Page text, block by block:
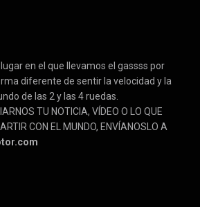
en el que llevamos el gassss por
diferente de sentir la velocidad y la
de las 2 y las 4 ruedas.
TU NOTICIA, VÍDEO O LO QUE
CON EL MUNDO, ENVÍANOSLO A